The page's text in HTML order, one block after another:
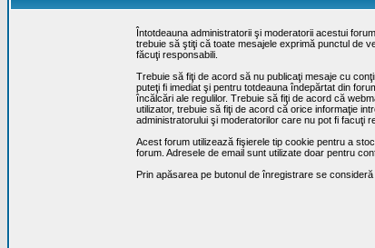
Întotdeauna administratorii şi moderatorii acestui
trebuie să ştiţi că toate mesajele exprimă punctul de
făcuţi responsabili.
Trebuie să fiţi de acord să nu publicaţi mesaje cu
puteţi fi imediat şi pentru totdeauna îndepărtat din
încălcări ale regulilor. Trebuie să fiţi de acord că
utilizator, trebuie să fiţi de acord că orice informaţie
administratorului şi moderatorilor care nu pot fi facuţi
Acest forum utilizează fişierele tip cookie pentru a
forum. Adresele de email sunt utilizate doar pentru
Prin apăsarea pe butonul de înregistrare se